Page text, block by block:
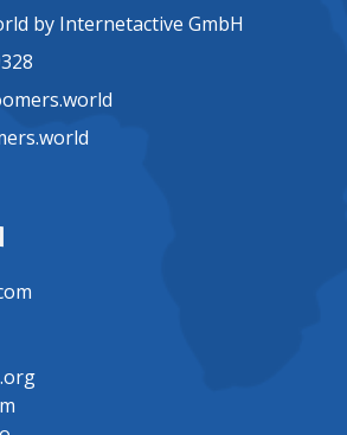
by Internetactive GmbH